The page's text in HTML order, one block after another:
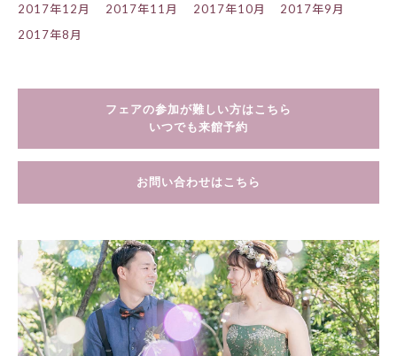
2017年12月
2017年11月 2017年10月
2017年9月
2017年8月
フェアの参加が難しい方はこちら
いつでも来館予約
お問い合わせはこちら